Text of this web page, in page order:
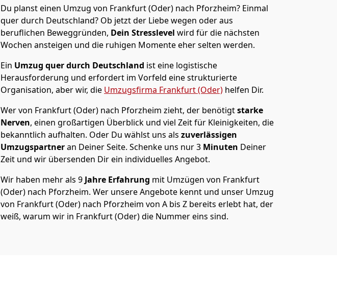
Du planst einen Umzug von Frankfurt (Oder) nach Pforzheim? Einmal
quer durch Deutschland? Ob jetzt der Liebe wegen oder aus
beruflichen Beweggründen, Dein Stresslevel wird für die nächsten
Wochen ansteigen und die ruhigen Momente eher selten werden.
Ein Umzug quer durch Deutschland ist eine logistische
Herausforderung und erfordert im Vorfeld eine strukturierte
Organisation, aber wir, die Umzugsfirma Frankfurt (Oder) helfen Dir.
Wer von Frankfurt (Oder) nach Pforzheim zieht, der benötigtstarke
Nerven, einen großartigen Überblick und viel Zeit für Kleinigkeiten, die
bekanntlich aufhalten. Oder Du wählst uns als zuverlässigen
Umzugspartneran Deiner Seite. Schenke uns nur3 Minuten Deiner
Zeit und wir übersenden Dir ein individuelles Angebot.
Wir haben mehr als 9 Jahre Erfahrung mit Umzügen von Frankfurt
(Oder) nach Pforzheim. Wer unsere Angebote kennt und unser Umzug
von Frankfurt (Oder) nach Pforzheim von A bis Z bereits erlebt hat, der
weiß, warum wir in Frankfurt (Oder) die Nummer eins sind.